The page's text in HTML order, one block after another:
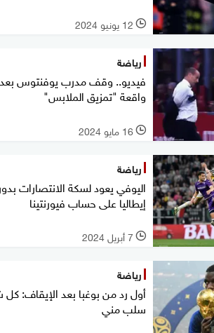
l 12 يونيو 2024
رياضة
فيديو.. وقف مدرب يوفنتوس بعد
واقعة "تمزيق الملابس"
l 16 مايو 2024
رياضة
اليوفي يعود لسكة الانتصارات
إيطاليا على حساب فيورنتينا
l 7 أبريل 2024
رياضة
أول رد من بوغبا بعد الإيقاف:
سلب مني